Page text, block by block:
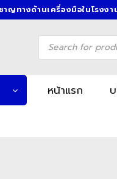
าญทางด้านเครื่องมือในโรงง
Products
search
หน้าแรก